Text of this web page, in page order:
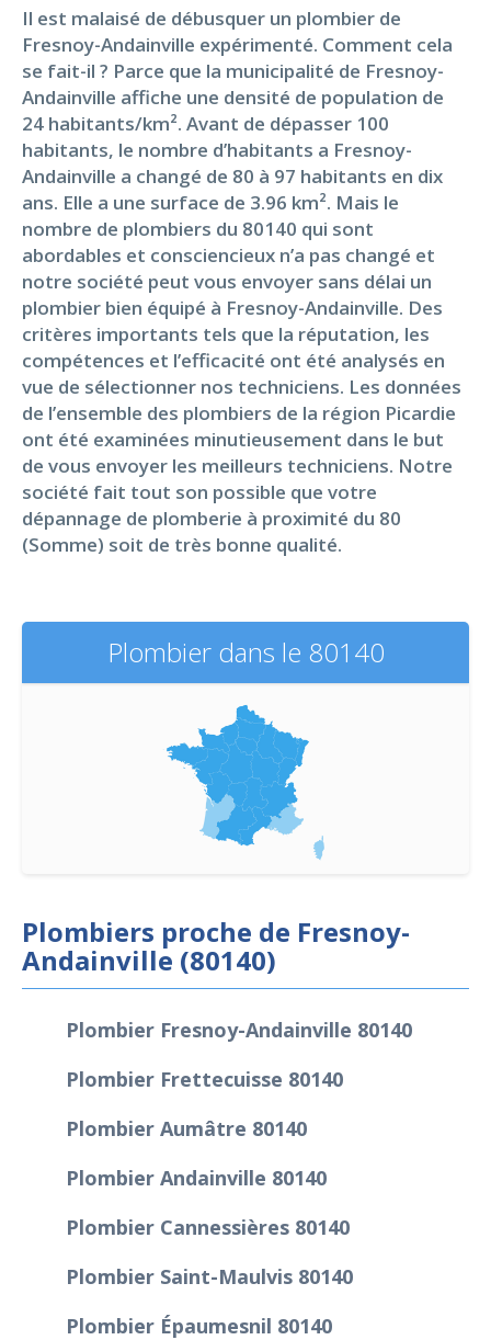
Il est malaisé de débusquer un plombier de
Fresnoy-Andainville expérimenté. Comment cela
se fait-il ? Parce que la municipalité de Fresnoy-
Andainville affiche une densité de population de
24 habitants/km². Avant de dépasser 100
habitants, le nombre d’habitants a Fresnoy-
Andainville a changé de 80 à 97 habitants en dix
ans. Elle a une surface de 3.96 km². Mais le
nombre de plombiers du 80140 qui sont
abordables et consciencieux n’a pas changé et
notre société peut vous envoyer sans délai un
plombier bien équipé à Fresnoy-Andainville. Des
critères importants tels que la réputation, les
compétences et l’efficacité ont été analysés en
vue de sélectionner nos techniciens. Les données
de l’ensemble des plombiers de la région Picardie
ont été examinées minutieusement dans le but
de vous envoyer les meilleurs techniciens. Notre
société fait tout son possible que votre
dépannage de plomberie à proximité du 80
(Somme) soit de très bonne qualité.
Plombier dans le 80140
Plombiers proche de Fresnoy-
Andainville (80140)
Plombier Fresnoy-Andainville 80140
Plombier Frettecuisse 80140
Plombier Aumâtre 80140
Plombier Andainville 80140
Plombier Cannessières 80140
Plombier Saint-Maulvis 80140
Plombier Épaumesnil 80140